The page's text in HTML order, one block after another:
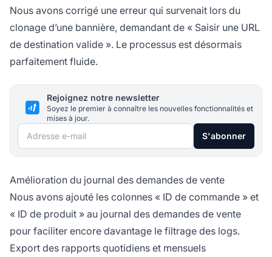
Nous avons corrigé une erreur qui survenait lors du
clonage d’une bannière, demandant de « Saisir une URL
de destination valide ». Le processus est désormais
parfaitement fluide.
Rejoignez notre newsletter
Soyez le premier à connaître les nouvelles fonctionnalités et
mises à jour.
Adresse e-mail S'abonner
Amélioration du journal des demandes de vente
Nous avons ajouté les colonnes « ID de commande » et
« ID de produit » au journal des demandes de vente
pour faciliter encore davantage le filtrage des logs.
Export des rapports quotidiens et mensuels